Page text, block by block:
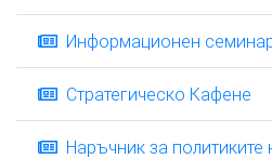
Информационен
Стратегическо Кафене
Наръчник за политиките